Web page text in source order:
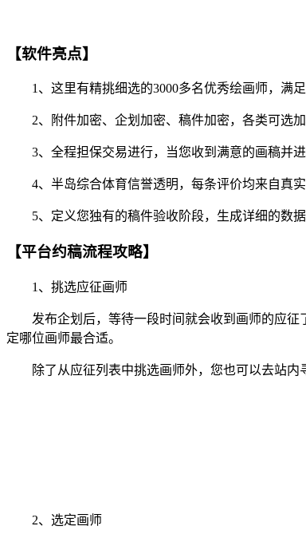
【软件亮点】
1、这里有精挑细选的3000多名优秀绘画师，满足
2、附件加密、企划加密、稿件加密，各类可选加
3、全程担保交易进行，当您收到满意的画稿并进
4、半岛综合体育信誉透明，每条评价均来自真实
5、定义您独有的稿件验收阶段，生成详细的数据
【平台约稿流程攻略】
1、挑选应征画师
发布企划后，等待一段时间就会收到画师的应征
定哪位画师最合适。
除了从应征列表中挑选画师外，您也可以去站内
2、选定画师